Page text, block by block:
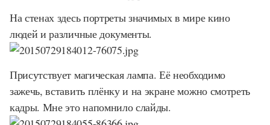
На стенах здесь портреты значимых в мире кино
людей и различные документы.
Присутствует магическая лампа. Её необходимо
зажечь, вставить плёнку и на экране можно смотреть
кадры. Мне это напомнило слайды.